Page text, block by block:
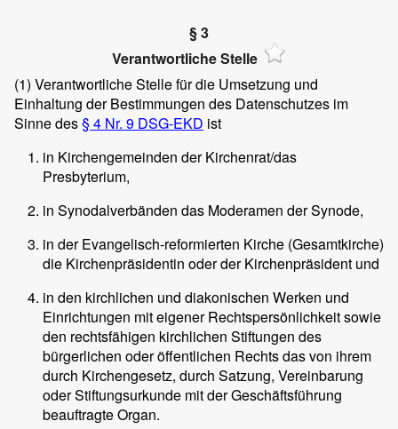
§ 3
Verantwortliche Stelle
(1) Verantwortliche Stelle für die Umsetzung und
Einhaltung der Bestimmungen des Datenschutzes im
Sinne des§ 4 Nr. 9 DSG-EKD ist
in Kirchengemeinden der Kirchenrat/das
Presbyterium,
in Synodalverbänden das Moderamen der Synode,
in der Evangelisch-reformierten Kirche (Gesamtkirche)
die Kirchenpräsidentin oder der Kirchenpräsident und
in den kirchlichen und diakonischen Werken und
Einrichtungen mit eigener Rechtspersönlichkeit sowie
den rechtsfähigen kirchlichen Stiftungen des
bürgerlichen oder öffentlichen Rechts das von ihrem
durch Kirchengesetz, durch Satzung, Vereinbarung
oder Stiftungsurkunde mit der Geschäftsführung
beauftragte Organ.